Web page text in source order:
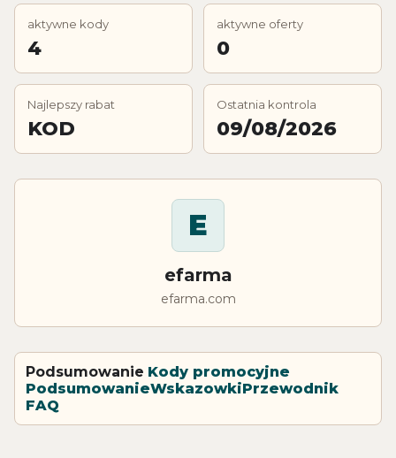
aktywne kody
4
aktywne oferty
0
Najlepszy rabat
KOD
Ostatnia kontrola
09/08/2026
E
efarma
efarma.com
Podsumowanie Kody promocyjne
PodsumowanieWskazowkiPrzewodnik
FAQ